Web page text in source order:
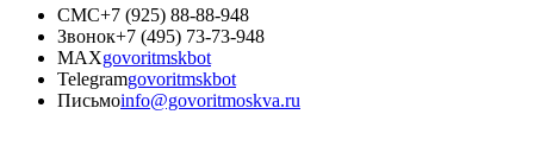
СМС+7 (925) 88-88-948
Звонок+7 (495) 73-73-948
MAXgovoritmskbot
Telegramgovoritmskbot
Письмоinfo@govoritmoskva.ru